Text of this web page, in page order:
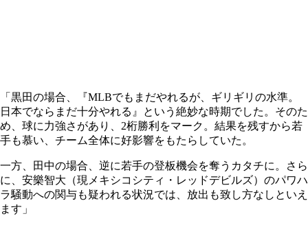
「黒田の場合、『MLBでもまだやれるが、ギリギリの水準。
日本でならまだ十分やれる』という絶妙な時期でした。そのた
め、球に力強さがあり、2桁勝利をマーク。結果を残すから若
手も慕い、チーム全体に好影響をもたらしていた。
一方、田中の場合、逆に若手の登板機会を奪うカタチに。さら
に、安樂智大（現メキシコシティ・レッドデビルズ）のパワハ
ラ騒動への関与も疑われる状況では、放出も致し方なしといえ
ます」